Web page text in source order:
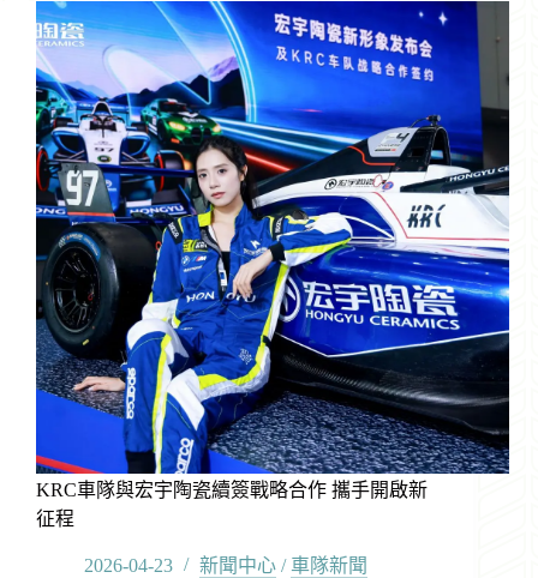
戰
車
展
現
強
勁
速
度
10
車
登
上
頒
獎
台
KRC車隊與宏宇陶瓷續簽戰略合作 攜手開啟新
征程
2026-04-23 新聞中心 /車隊新聞